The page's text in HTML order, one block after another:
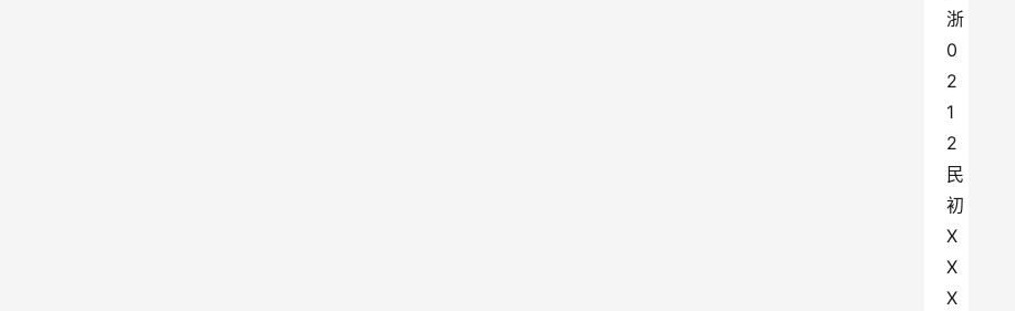
浙
0
2
1
2
民
初
X
X
X